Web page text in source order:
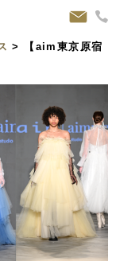
> 【aim東京原宿